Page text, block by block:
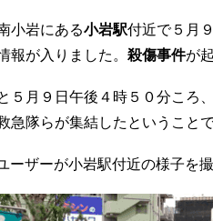
小岩にある小岩駅付近で５月
報が入りました。 殺傷事件が
５月９日午後４時５０分ころ
急隊らが集結したということで
ーザーが小岩駅付近の様子を